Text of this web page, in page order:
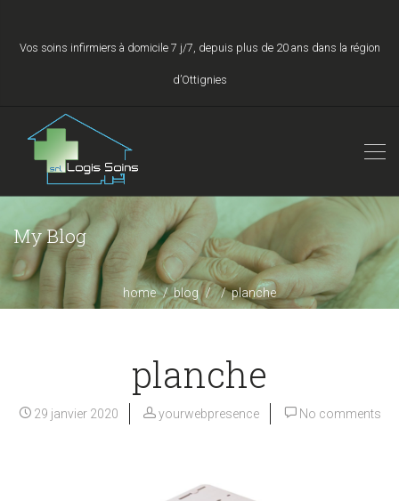
Vos soins infirmiers à domicile 7 j/7, depuis plus de 20 ans dans la région
d’Ottignies
My Blog
home blog planche
planche
29 janvier 2020 yourwebpresence No comments